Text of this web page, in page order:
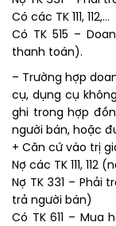
Có các TK 111, 112,…
Có TK 515 –
thanh toán).
– Trường hợp
cụ, dụng cụ
ghi trong hợp
người bán, hoặc
+ Căn cứ vào trị
Nợ các TK 111,
Nợ TK 331 – Phải
trả người bán)
Có TK 611 – Mua